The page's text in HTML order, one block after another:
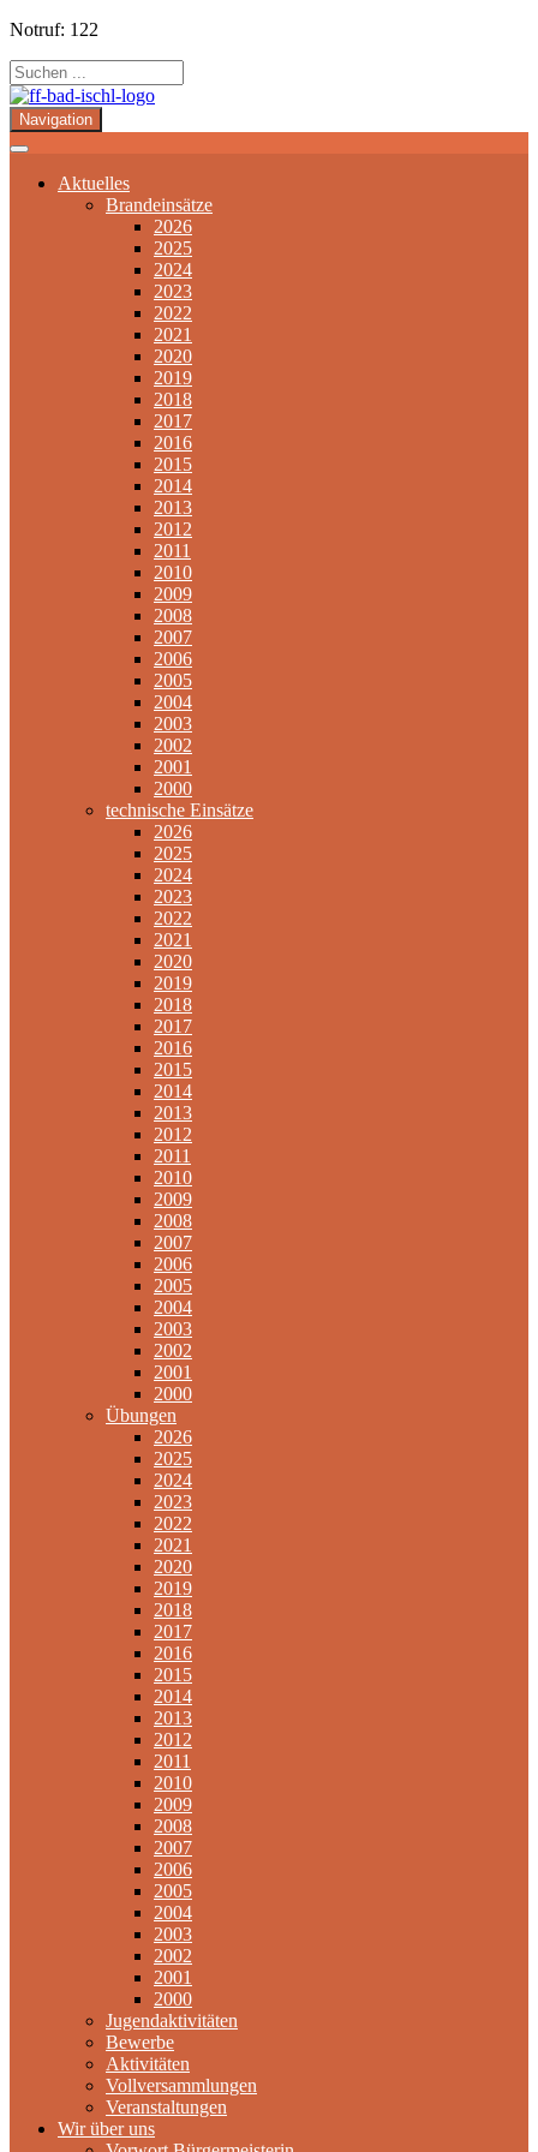
Notruf: 122
Navigation
Aktuelles
Brandeinsätze
2026
2025
2024
2023
2022
2021
2020
2019
2018
2017
2016
2015
2014
2013
2012
2011
2010
2009
2008
2007
2006
2005
2004
2003
2002
2001
2000
technische Einsätze
2026
2025
2024
2023
2022
2021
2020
2019
2018
2017
2016
2015
2014
2013
2012
2011
2010
2009
2008
2007
2006
2005
2004
2003
2002
2001
2000
Übungen
2026
2025
2024
2023
2022
2021
2020
2019
2018
2017
2016
2015
2014
2013
2012
2011
2010
2009
2008
2007
2006
2005
2004
2003
2002
2001
2000
Jugendaktivitäten
Bewerbe
Aktivitäten
Vollversammlungen
Veranstaltungen
Wir über uns